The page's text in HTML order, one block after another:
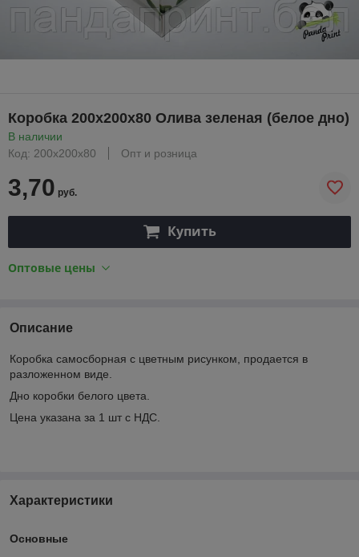
Коробка 200х200х80 Олива зеленая (белое дно)
В наличии
Код: 200х200х80
Опт и розница
3,70 руб.
Купить
Оптовые цены
Описание
Коробка самосборная с цветным рисунком, продается в
разложенном виде.
Дно коробки белого цвета.
Цена указана за 1 шт с НДС.
Характеристики
Основные